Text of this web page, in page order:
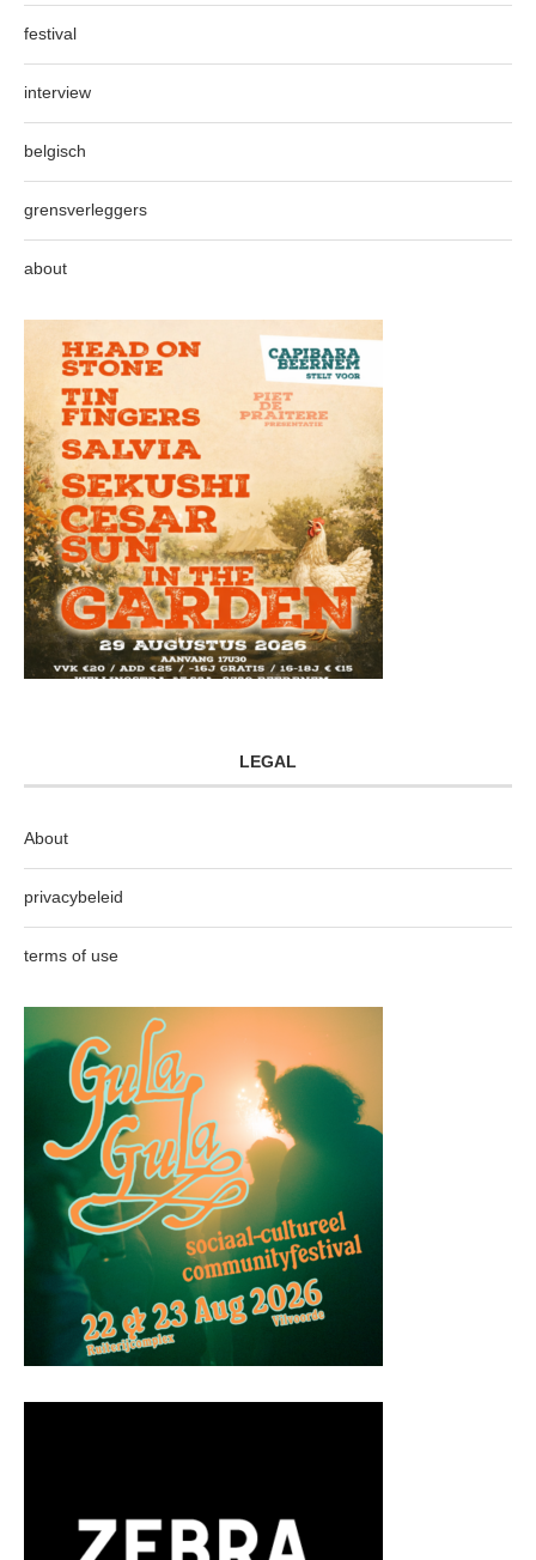
festival
interview
belgisch
grensverleggers
about
LEGAL
About
privacybeleid
terms of use